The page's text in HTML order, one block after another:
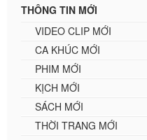
THÔNG TIN MỚI
VIDEO CLIP MỚI
CA KHÚC MỚI
PHIM MỚI
KỊCH MỚI
SÁCH MỚI
THỜI TRANG MỚI